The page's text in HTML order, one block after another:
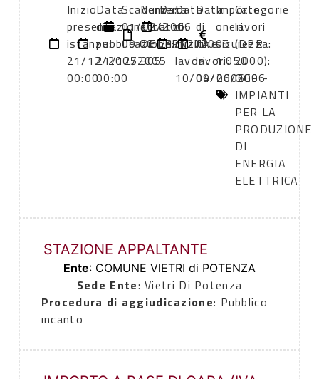
Inizio
presentazione
istanze:
21/12/2005
00:00
Data
di
pubblicazione:
21/12/2005
00:00
Scadenza:
01/02/2006
09:00
Numero
atto:
DETERMINA
305
Data
atto:
21/12/2005
Data
di
inizio
lavori:
10/04/2006
Data
di
fine
lavori:
09/06/2006
Importo
oneri
sicurezza:
1.050
Categorie
lavori
(DPR
2000):
OG9 -
IMPIANTI
PER LA
PRODUZIONE
DI
ENERGIA
ELETTRICA
STAZIONE APPALTANTE
Ente: COMUNE VIETRI di POTENZA
Sede Ente: Vietri Di Potenza
Procedura di aggiudicazione: Pubblico
incanto